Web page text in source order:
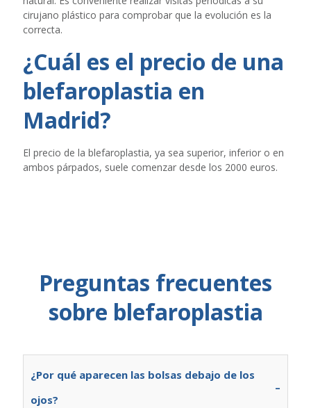
cirujano plástico para comprobar que la evolución es la
correcta.
¿Cuál es el precio de una
blefaroplastia en
Madrid?
El precio de la blefaroplastia, ya sea superior, inferior o en
ambos párpados, suele comenzar desde los 2000 euros.
Preguntas frecuentes
sobre blefaroplastia
¿Por qué aparecen las bolsas debajo de los
ojos?
–